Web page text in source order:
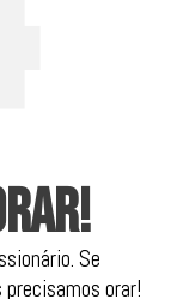
Se
orar!